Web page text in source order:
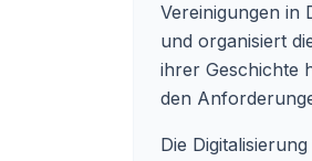
Vereinigungen in
und organisiert
ihrer Geschichte
den
Die